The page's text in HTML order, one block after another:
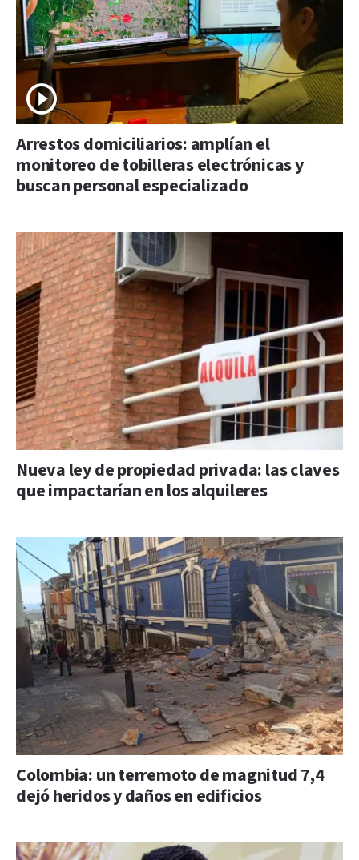
Arrestos domiciliarios: amplían el
monitoreo de tobilleras electrónicas y
buscan personal especializado
Nueva ley de propiedad privada: las claves
que impactarían en los alquileres
Colombia: un terremoto de magnitud 7,4
dejó heridos y daños en edificios